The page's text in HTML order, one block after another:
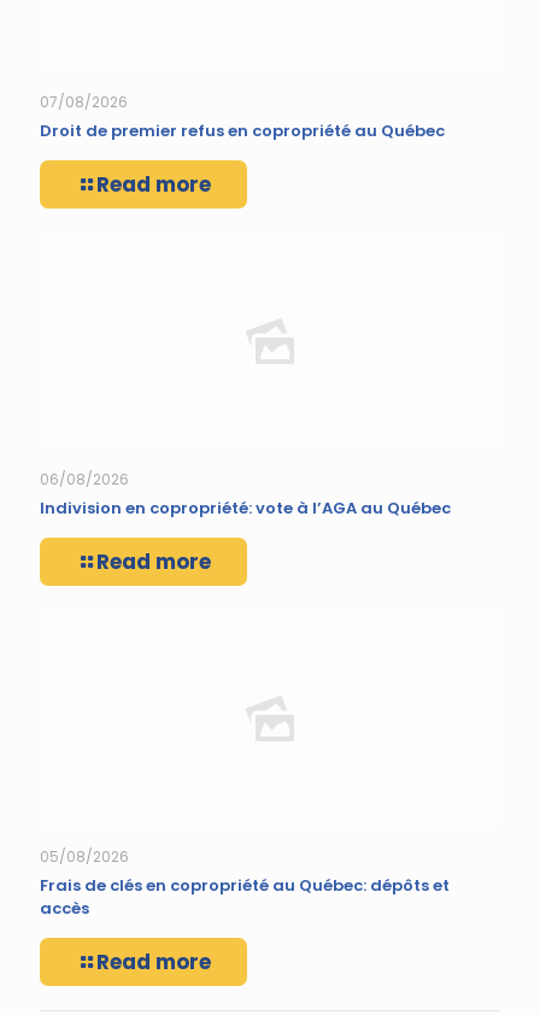
07/08/2026
Droit de premier refus en copropriété au Québec
Read more
06/08/2026
Indivision en copropriété: vote à l’AGA au Québec
Read more
05/08/2026
Frais de clés en copropriété au Québec: dépôts et
accès
Read more